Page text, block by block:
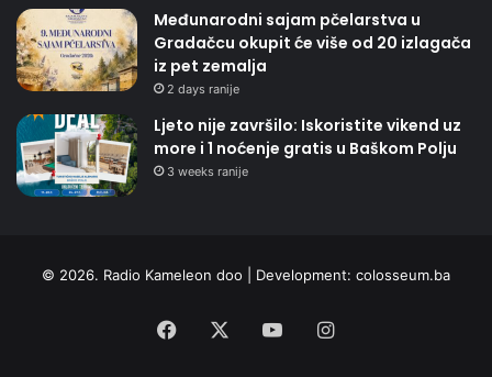
Međunarodni sajam pčelarstva u
Gradačcu okupit će više od 20 izlagača
iz pet zemalja
2 days ranije
Ljeto nije završilo: Iskoristite vikend uz
more i 1 noćenje gratis u Baškom Polju
3 weeks ranije
© 2026. Radio Kameleon doo | Development: colosseum.ba
Facebook YouTubeInstagram